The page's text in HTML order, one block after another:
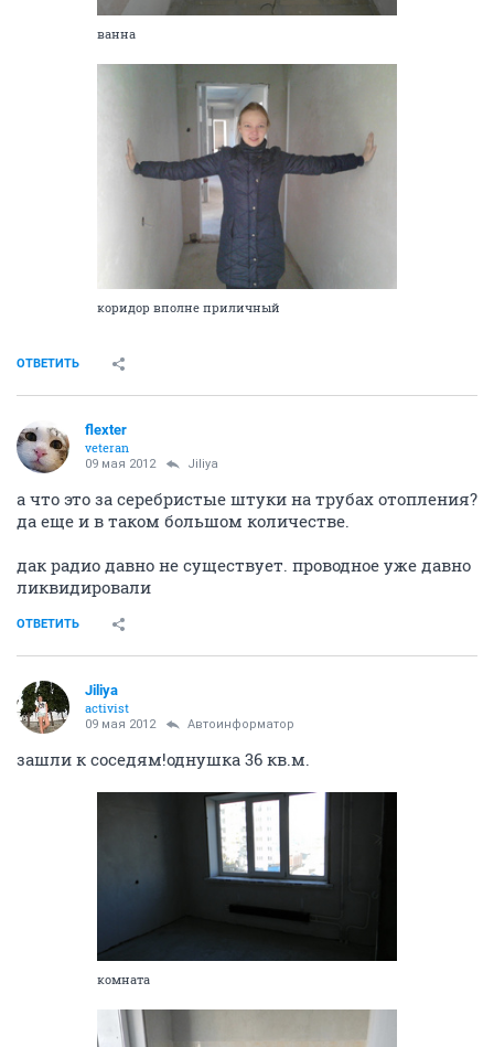
ванна
коридор вполне приличный
ОТВЕТИТЬ
flexter
veteran
09 мая 2012 Jiliya
а что это за серебристые штуки на трубах отопления?
да еще и в таком большом количестве.
дак радио давно не существует. проводное уже давно
ликвидировали
ОТВЕТИТЬ
Jiliya
activist
09 мая 2012 Автоинформатор
зашли к соседям!однушка 36 кв.м.
комната